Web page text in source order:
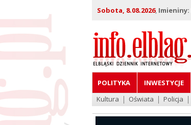
Sobota, 8.08.2026, Imieniny:
POLITYKA INWESTYCJE
Kultura
Oświata Policja